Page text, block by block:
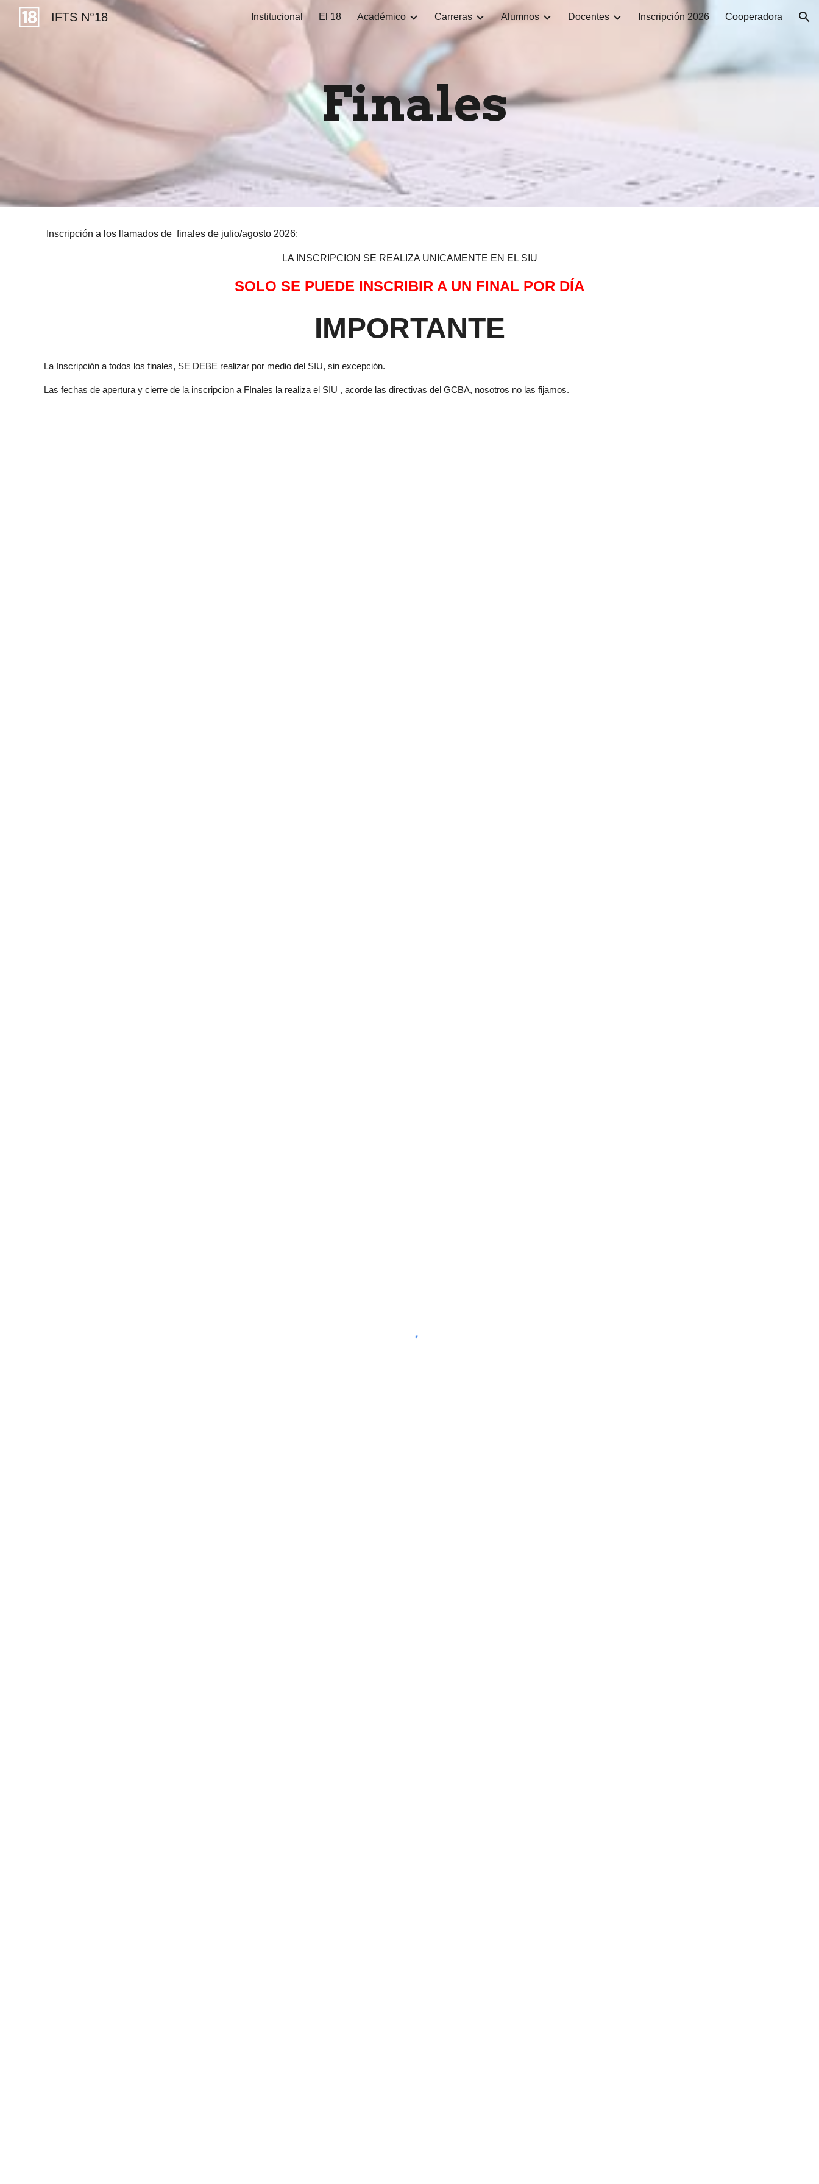
Skip to main content Skip to navigation
IFTS N°18 Institucional El 18 Académico Carreras Alumnos Docentes Inscripción 2026 Cooperadora
Finales
Inscripción a los llamados de finales de julio/agosto 2026:
LA INSCRIPCION SE REALIZA UNICAMENTE EN EL SIU
SOLO SE PUEDE INSCRIBIR A UN FINAL POR DÍA
IMPORTANTE
La Inscripción a todos los finales, SE DEBE realizar por medio del SIU, sin excepción.
Las fechas de apertura y cierre de la inscripcion a FInales la realiza el SIU , acorde las directivas del GCBA, nosotros no las fijamos.